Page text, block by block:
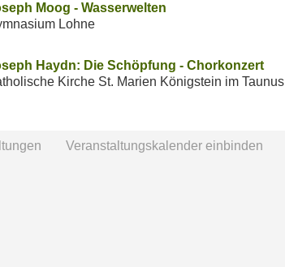
Moog - Wasserwelten
Lohne
Haydn: Die Schöpfung - Chorkonzert
Kirche St. Marien Königstein im Taunus
Veranstaltungskalender einbinden